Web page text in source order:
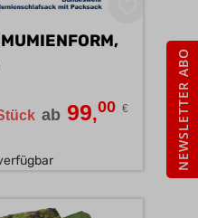
ab 99,00 € NEWSLETTER ABO